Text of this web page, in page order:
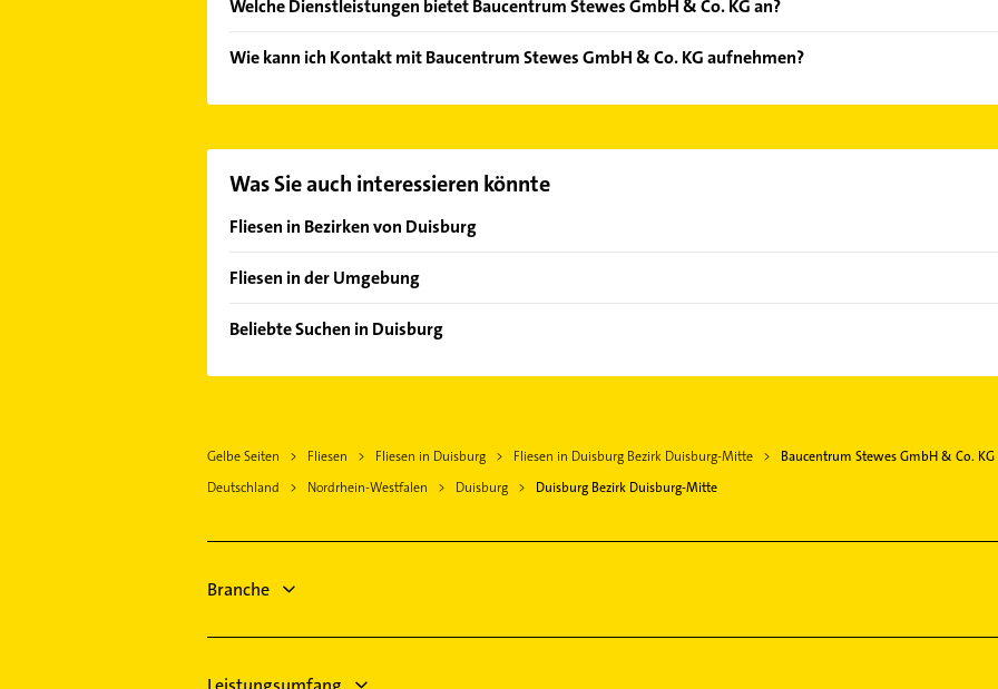
Welche Dienstleistungen bietet Baucentrum Stewes GmbH & Co. KG an?
Wie kann ich Kontakt mit Baucentrum Stewes GmbH & Co. KG aufnehmen?
Was Sie auch interessieren könnte
Fliesen in Bezirken von Duisburg
Bezirk Duisburg-Süd
Fliesen in der Umgebung
Moers
Oberhausen Rheinland
Rheinberg
Heiligenhaus
Beliebte Suchen in Duisburg
Dachdecker
Phoniatrie
Bestatter
Gelbe Seiten Fliesen Fliesen in Duisburg Fliesen in Duisburg Bezirk Duisburg-Mitte
Baucentrum Stewes GmbH & Co. KG
Deutschland
Nordrhein-Westfalen Duisburg Duisburg Bezirk Duisburg-Mitte
Branche